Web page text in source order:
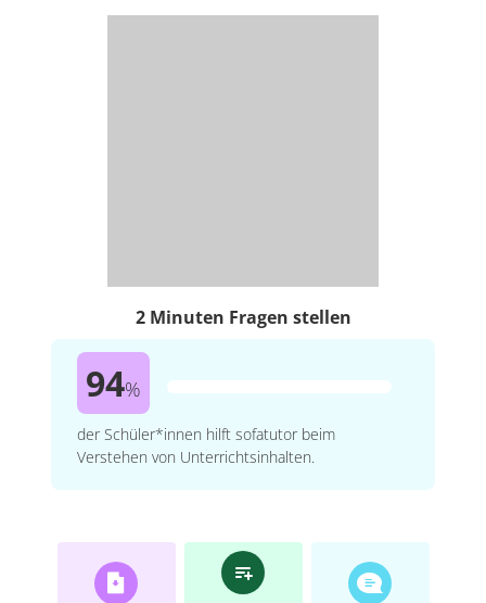
2 Minuten Fragen stellen
94%
der Schüler*innen hilft sofatutor beim
Verstehen von Unterrichtsinhalten.